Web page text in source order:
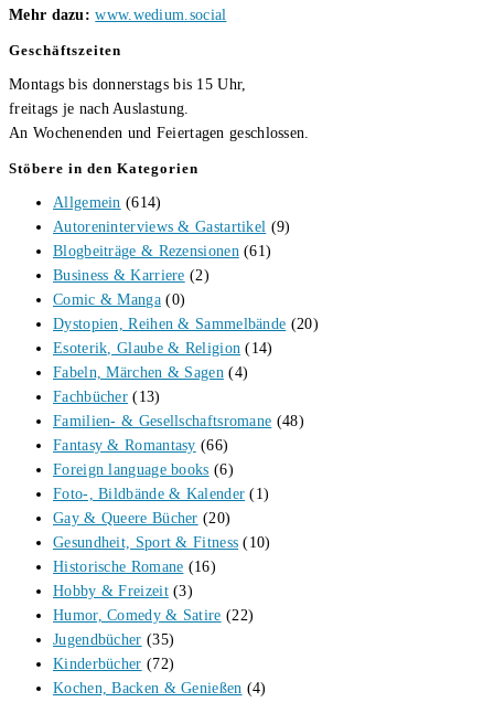
Mehr dazu: www.wedium.social
Geschäftszeiten
Montags bis donnerstags bis 15 Uhr,
freitags je nach Auslastung.
An Wochenenden und Feiertagen geschlossen.
Stöbere in den Kategorien
Allgemein (614)
Autoreninterviews & Gastartikel (9)
Blogbeiträge & Rezensionen (61)
Business & Karriere (2)
Comic & Manga (0)
Dystopien, Reihen & Sammelbände (20)
Esoterik, Glaube & Religion (14)
Fabeln, Märchen & Sagen (4)
Fachbücher (13)
Familien- & Gesellschaftsromane (48)
Fantasy & Romantasy (66)
Foreign language books (6)
Foto-, Bildbände & Kalender (1)
Gay & Queere Bücher (20)
Gesundheit, Sport & Fitness (10)
Historische Romane (16)
Hobby & Freizeit (3)
Humor, Comedy & Satire (22)
Jugendbücher (35)
Kinderbücher (72)
Kochen, Backen & Genießen (4)